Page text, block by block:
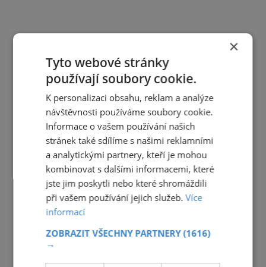
×
Tyto webové stránky
používají soubory cookie.
K personalizaci obsahu, reklam a analýze
návštěvnosti používáme soubory cookie.
Informace o vašem používání našich
stránek také sdílíme s našimi reklamními
a analytickými partnery, kteří je mohou
kombinovat s dalšími informacemi, které
jste jim poskytli nebo které shromáždili
při vašem používání jejich služeb.Více
informací
ZOBRAZIT VŠECHNY PARTNERY(1616)
→